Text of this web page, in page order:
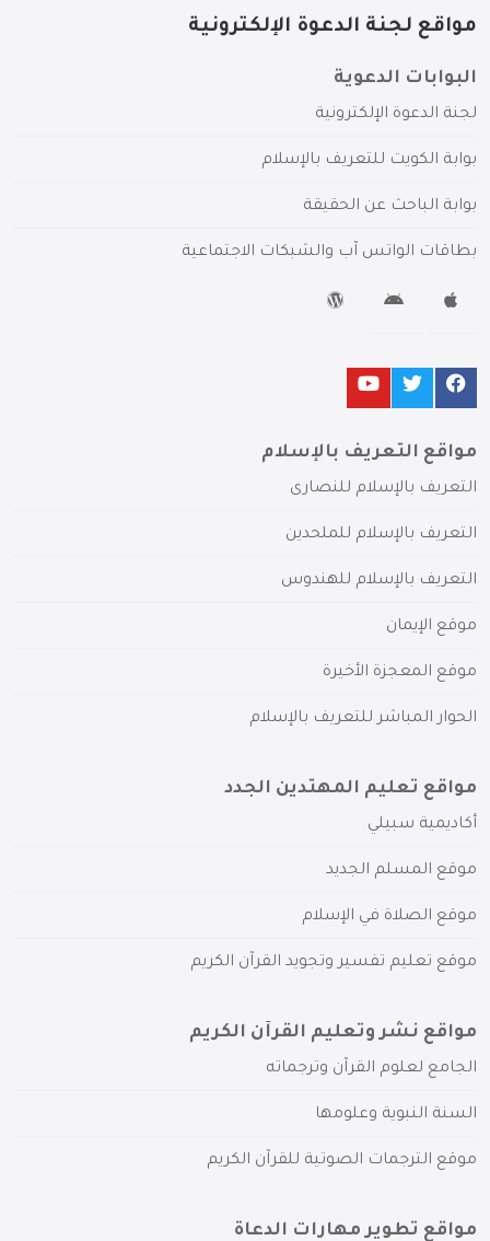
مواقع لجنة الدعوة الإلكترونية
البوابات الدعوية
لجنة الدعوة الإلكترونية
بوابة الكويت للتعريف بالإسلام
بوابة الباحث عن الحقيقة
بطاقات الواتس آب والشبكات الاجتماعية
مواقع التعريف بالإسلام
التعريف بالإسلام للنصارى
التعريف بالإسلام للملحدين
التعريف بالإسلام للهندوس
موقع الإيمان
موقع المعجزة الأخيرة
الحوار المباشر للتعريف بالإسلام
مواقع تعليم المهتدين الجدد
أكاديمية سبيلي
موقع المسلم الجديد
موقع الصلاة في الإسلام
موقع تعليم تفسير وتجويد القرآن الكريم
مواقع نشر وتعليم القرآن الكريم
الجامع لعلوم القرآن وترجماته
السنة النبوية وعلومها
موقع الترجمات الصوتية للقرآن الكريم
مواقع تطوير مهارات الدعاة